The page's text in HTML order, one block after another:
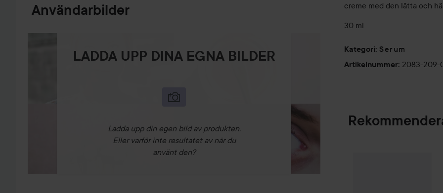
Användarbilder
LADDA UPP DINA EGNA BILDER
Ladda upp din egen bild av produkten.
Eller varför inte resultatet av när du
använt den?
creme med den lätta och
30 ml
Kategori: Serum
Artikelnummer: 2083-209-